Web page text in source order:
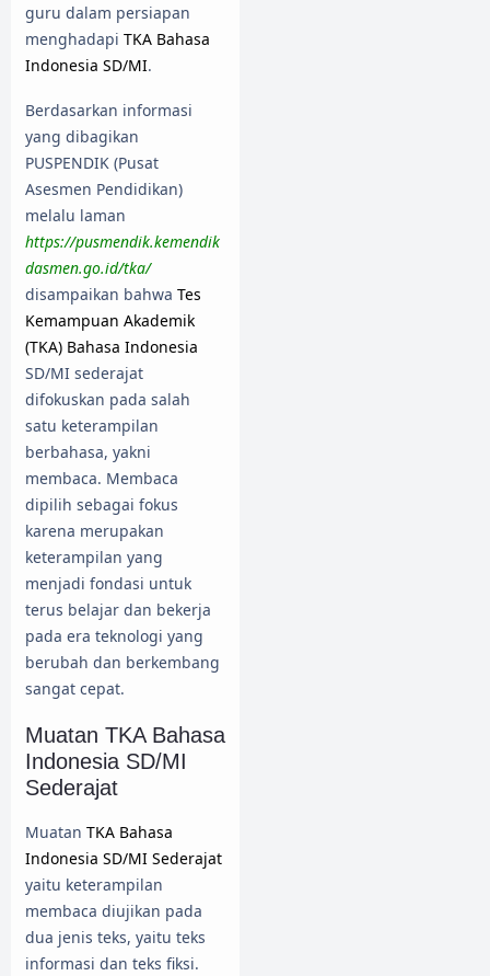
guru dalam persiapan
menghadapi TKA Bahasa
Indonesia SD/MI.
Berdasarkan informasi
yang dibagikan
PUSPENDIK (Pusat
Asesmen Pendidikan)
melalu laman
https://pusmendik.kemendik
dasmen.go.id/tka/
disampaikan bahwa Tes
Kemampuan Akademik
(TKA) Bahasa Indonesia
SD/MI sederajat
difokuskan pada salah
satu keterampilan
berbahasa, yakni
membaca. Membaca
dipilih sebagai fokus
karena merupakan
keterampilan yang
menjadi fondasi untuk
terus belajar dan bekerja
pada era teknologi yang
berubah dan berkembang
sangat cepat.
Muatan TKA Bahasa
Indonesia SD/MI
Sederajat
Muatan TKA Bahasa
Indonesia SD/MI Sederajat
yaitu keterampilan
membaca diujikan pada
dua jenis teks, yaitu teks
informasi dan teks fiksi.